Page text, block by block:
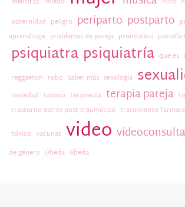
paternidad peligro periparto postparto
aprendizaje problemas de pareja pronóstico
psiquiatra psiquiatría que es
reggaeton robo saber más sexologia
sociedad tabaco terapeuta terapia pareja
trastorno estrés post traumático tratamiento
tóxico vacunas video videoconsulta
de género Úbeda úbeda